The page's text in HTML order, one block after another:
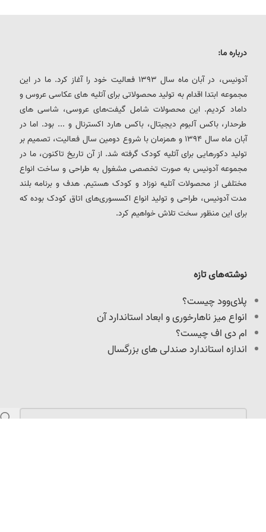
نوشته‌های تازه
پلای‌وود چیست؟
انواع میز ناهارخوری و ابعاد استاندارد آن
ام دی اف چیست؟
اندازه استاندارد صندلی های بزرگسال
درباره ما:
آدونیس، در آبان ماه سال 1393 فعالیت خود را آغاز کرد. ما در این
مجموعه ابتدا اقدام به تولید محصولاتی برای آتلیه های عکاسی عروس و
داماد کردیم. این محصولات شامل گیفت‌های عروسی، شاسی های
طرحدار، باکس آلبوم دیجیتال، باکس هارد اکسترنال و ... بود. اما در
آبان ماه سال 1394 و همزمان با شروع دومین سال فعالیت، تصمیم بر
تولید دکورهایی برای آتلیه کودک گرفته شد. از آن تاریخ تاکنون، ما در
مجموعه آدونیس به صورت تخصصی مشغول به طراحی و ساخت انواع
مختلفی از محصولات آتلیه نوزاد و کودک هستیم. هدف و برنامه بلند
مدت آدونیس، طراحی و تولید انواع اکسسوری‌های اتاق کودک بوده که
برای این منظور سخت تلاش خواهیم کرد.